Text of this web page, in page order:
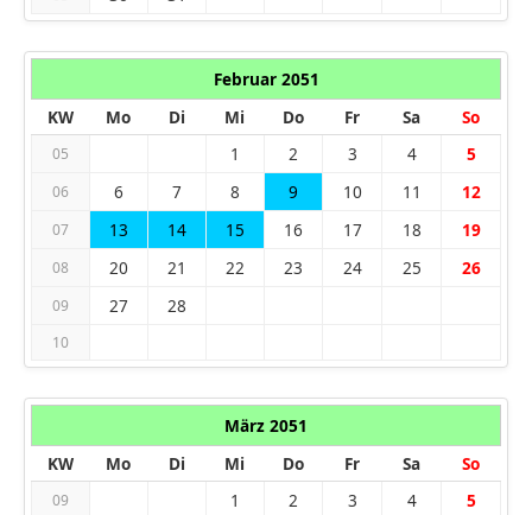
Februar 2051
KW
Mo Di Mi Do Fr Sa So
05 1 2 3 4 5
06 6 7 8 9 10 11 12
07 13 14 15 16 17 18 19
08 20 21 22 23 24 25 26
09 27 28
10
März 2051
KW
Mo Di Mi Do Fr Sa So
09 1 2 3 4 5